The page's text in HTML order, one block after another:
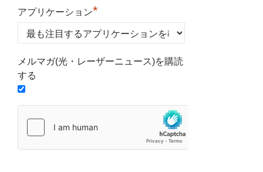
アプリケーション*
メルマガ(光・レーザーニュース)を購読
する